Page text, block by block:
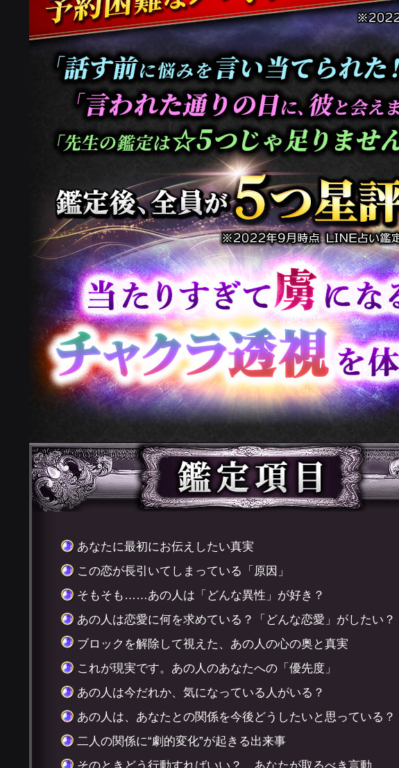
あなたに最初にお伝えしたい真実
この恋が長引いてしまっている「原因」
そもそも……あの人は「どんな異性」が好き？
あの人は恋愛に何を求めている？「どんな恋愛」がしたい？
ブロックを解除して視えた、あの人の心の奥と真実
これが現実です。あの人のあなたへの「優先度」
あの人は今だれか、気になっている人がいる？
あの人は、あなたとの関係を今後どうしたいと思っている？
二人の関係に“劇的変化”が起きる出来事
そのときどう行動すればいい？ あなたが取るべき言動